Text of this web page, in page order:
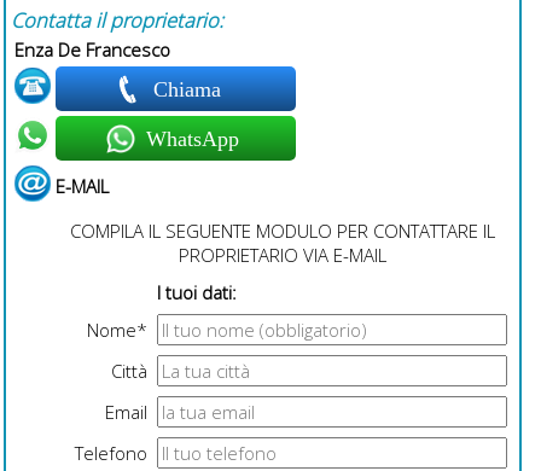
Contatta il proprietario:
Enza De Francesco
Chiama
WhatsApp
E-MAIL
COMPILA IL SEGUENTE MODULO PER CONTATTARE IL
PROPRIETARIO VIA E-MAIL
I tuoi dati:
Nome*
Città
Email
Telefono